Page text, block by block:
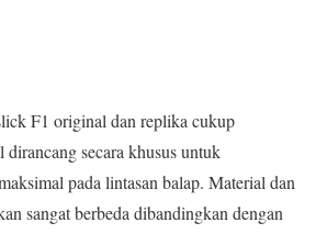
F1 original dan replika cukup
secara khusus untuk
pada lintasan balap. Material dan
sangat berbeda dibandingkan dengan